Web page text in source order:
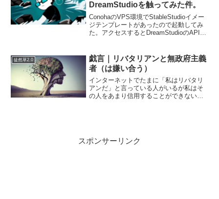
DreamStudioを触ってみた件。
ConohaのVPS環境でStableStudioイメー
ジテンプレートがあったので起動してみ
た。アクセスするとDreamStudioのAPIを
ので使う前にあきらめま...
徒然草2.0
戯言｜リバタリアンと無政府主義
者（は嫌い合う）
インターネットでたまに「私はリバタリ
アンだ」と言っている人がいるが私はそ
の人をあまり信用することができない。
スポンサーリンク